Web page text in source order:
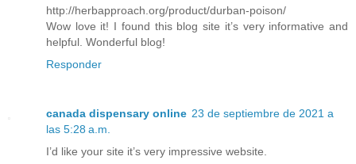
http://herbapproach.org/product/durban-poison/
Wow love it! I found this blog site it’s very informative and
helpful. Wonderful blog!
Responder
canada dispensary online 23 de septiembre de 2021 a
las 5:28 a.m.
I’d like your site it’s very impressive website.